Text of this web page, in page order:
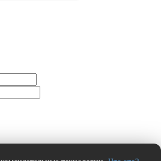
ошибке?